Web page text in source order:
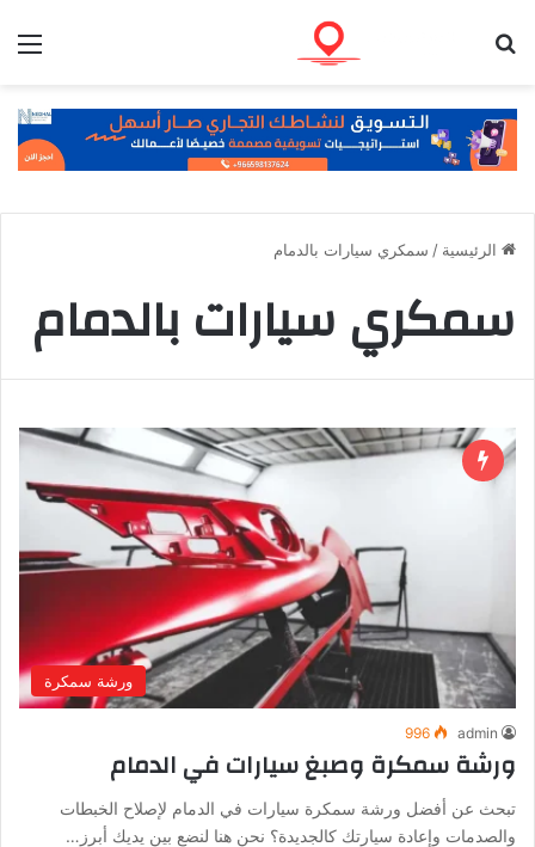
الرئيسية / سمكري سيارات بالدمام
سمكري سيارات بالدمام
ورشة سمكرة
admin
996
ورشة سمكرة وصبغ سيارات في الدمام
تبحث عن أفضل ورشة سمكرة سيارات في الدمام لإصلاح الخبطات
والصدمات وإعادة سيارتك كالجديدة؟ نحن هنا لنضع بين يديك أبرز…